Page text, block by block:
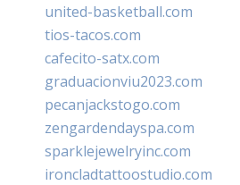
united-basketball.com
tios-tacos.com
cafecito-satx.com
graduacionviu2023.com
pecanjackstogo.com
zengardendayspa.com
sparklejewelryinc.com
ironcladtattoostudio.com